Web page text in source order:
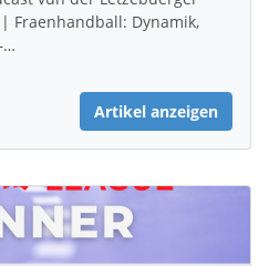
Fraenhandball: Dynamik,
Artikel anzeigen